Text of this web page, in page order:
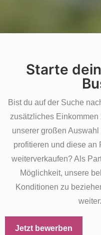
Starte
Bist du auf der Suche
zusätzliches
unserer großen
profitieren und diese an
weiterverkaufen? Als
Möglichkeit, unsere
Konditionen zu
Jetzt bewerben